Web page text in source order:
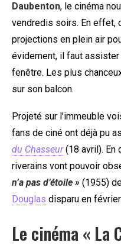
Daubenton, le cinéma
vendredis soirs. En effet,
projections en plein air
évidement, il faut
fenêtre. Les plus
sur son balcon.
Projeté sur l’immeuble
fans de ciné ont déjà pu
du Chasseur(18 avril). En
riverains vont pouvoir
n’a pas d’étoile » (1955)
Douglas disparu en
Le cinéma « La